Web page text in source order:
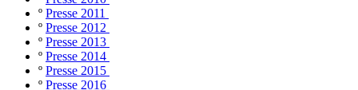
º Presse 2011
º Presse 2012
º Presse 2013
º Presse 2014
º Presse 2015
º Presse 2016